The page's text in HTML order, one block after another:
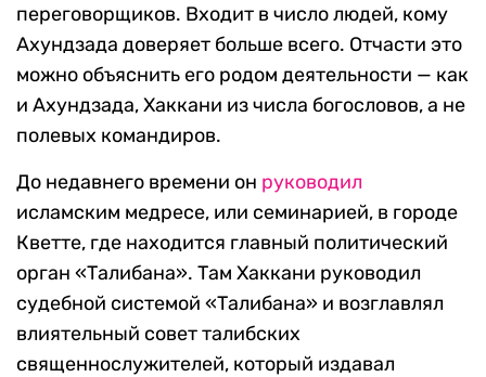
переговорщиков. Входит в число людей, кому
Ахундзада доверяет больше всего. Отчасти это
можно объяснить его родом деятельности — как
и Ахундзада, Хаккани из числа богословов, а не
полевых командиров.
До недавнего времени он руководил
исламским медресе, или семинарией, в городе
Кветте, где находится главный политический
орган «Талибана». Там Хаккани руководил
судебной системой «Талибана» и возглавлял
влиятельный совет талибских
священнослужителей, который издавал